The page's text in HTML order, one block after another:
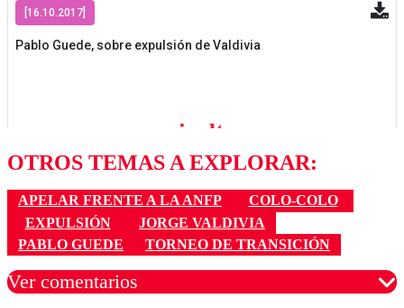
OTROS TEMAS A EXPLORAR:
APELAR FRENTE A LA ANFP
COLO-COLO
EXPULSIÓN
JORGE VALDIVIA
PABLO GUEDE
TORNEO DE TRANSICIÓN
Ver comentarios